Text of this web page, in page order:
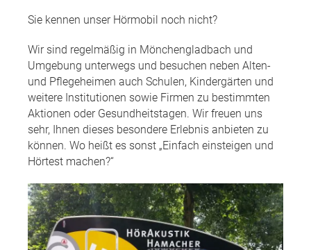
Sie kennen unser Hörmobil noch nicht?
Wir sind regelmäßig in Mönchengladbach und
Umgebung unterwegs und besuchen neben Alten-
und Pflegeheimen auch Schulen, Kindergärten und
weitere Institutionen sowie Firmen zu bestimmten
Aktionen oder Gesundheitstagen. Wir freuen uns
sehr, Ihnen dieses besondere Erlebnis anbieten zu
können. Wo heißt es sonst „Einfach einsteigen und
Hörtest machen?“